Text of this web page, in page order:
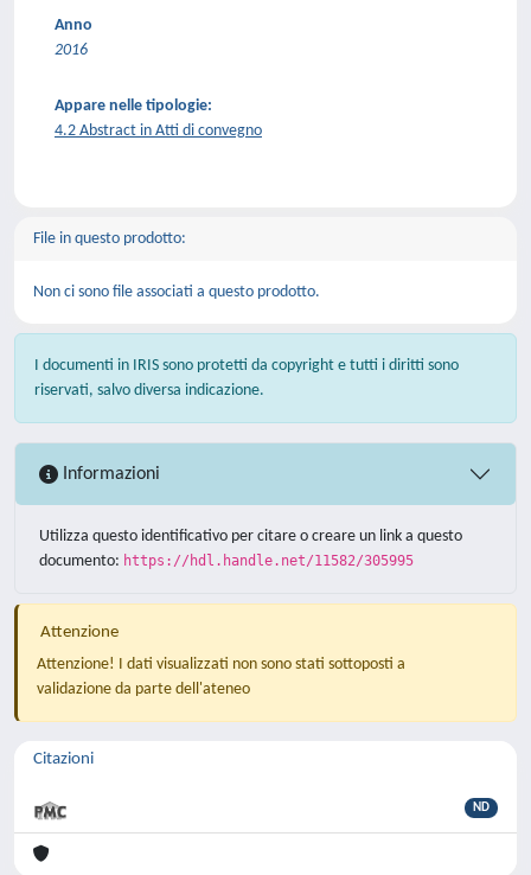
Anno
2016
Appare nelle tipologie:
4.2 Abstract in Atti di convegno
File in questo prodotto:
Non ci sono file associati a questo prodotto.
I documenti in IRIS sono protetti da copyright e tutti i diritti sono
riservati, salvo diversa indicazione.
Informazioni
Utilizza questo identificativo per citare o creare un link a questo
documento: https://hdl.handle.net/11582/305995
Attenzione
Attenzione! I dati visualizzati non sono stati sottoposti a
validazione da parte dell'ateneo
Citazioni
ND